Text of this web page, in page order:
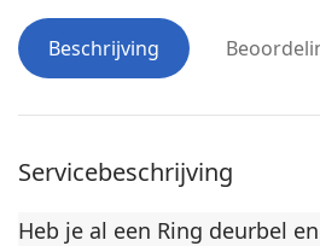
Beschrijving
Servicebeschrijving
Heb je al een Ring deurbel